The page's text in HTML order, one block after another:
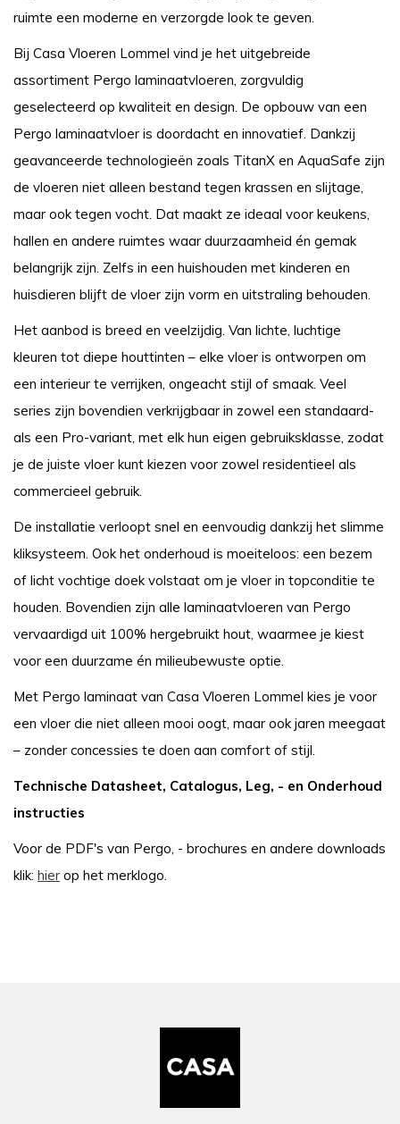
ruimte een moderne en verzorgde look te geven.
Bij Casa Vloeren Lommel vind je het uitgebreide
assortiment Pergo laminaatvloeren, zorgvuldig
geselecteerd op kwaliteit en design. De opbouw van een
Pergo laminaatvloer is doordacht en innovatief. Dankzij
geavanceerde technologieën zoals TitanX en AquaSafe zijn
de vloeren niet alleen bestand tegen krassen en slijtage,
maar ook tegen vocht. Dat maakt ze ideaal voor keukens,
hallen en andere ruimtes waar duurzaamheid én gemak
belangrijk zijn. Zelfs in een huishouden met kinderen en
huisdieren blijft de vloer zijn vorm en uitstraling behouden.
Het aanbod is breed en veelzijdig. Van lichte, luchtige
kleuren tot diepe houttinten – elke vloer is ontworpen om
een interieur te verrijken, ongeacht stijl of smaak. Veel
series zijn bovendien verkrijgbaar in zowel een standaard-
als een Pro-variant, met elk hun eigen gebruiksklasse, zodat
je de juiste vloer kunt kiezen voor zowel residentieel als
commercieel gebruik.
De installatie verloopt snel en eenvoudig dankzij het slimme
kliksysteem. Ook het onderhoud is moeiteloos: een bezem
of licht vochtige doek volstaat om je vloer in topconditie te
houden. Bovendien zijn alle laminaatvloeren van Pergo
vervaardigd uit 100% hergebruikt hout, waarmee je kiest
voor een duurzame én milieubewuste optie.
Met Pergo laminaat van Casa Vloeren Lommel kies je voor
een vloer die niet alleen mooi oogt, maar ook jaren meegaat
– zonder concessies te doen aan comfort of stijl.
Technische Datasheet, Catalogus, Leg, - en Onderhoud
instructies
Voor de PDF's van Pergo, - brochures en andere downloads
klik: hier op het merklogo.